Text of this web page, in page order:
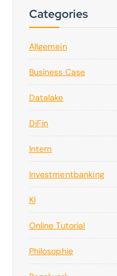
Categories
Allgemein
Business Case
Datalake
DiFin
Intern
Investmentbanking
KI
Online Tutorial
Philosophie